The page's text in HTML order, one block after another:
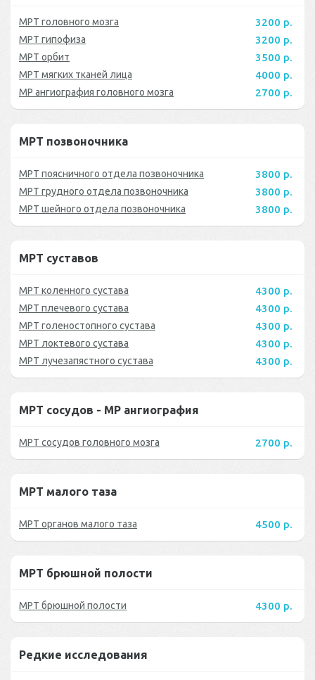
МРТ головного мозга 3200 р.
МРТ гипофиза 3200 р.
МРТ орбит 3500 р.
МРТ мягких тканей лица 4000 р.
МР ангиография головного мозга 2700 р.
МРТ позвоночника
МРТ поясничного отдела позвоночника 3800 р.
МРТ грудного отдела позвоночника 3800 р.
МРТ шейного отдела позвоночника 3800 р.
МРТ суставов
МРТ коленного сустава 4300 р.
МРТ плечевого сустава 4300 р.
МРТ голеностопного сустава 4300 р.
МРТ локтевого сустава 4300 р.
МРТ лучезапястного сустава 4300 р.
МРТ сосудов - МР ангиография
МРТ сосудов головного мозга 2700 р.
МРТ малого таза
МРТ органов малого таза 4500 р.
МРТ брюшной полости
МРТ брюшной полости 4300 р.
Редкие исследования